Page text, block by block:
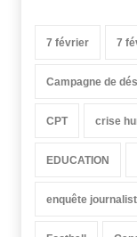
7 février 7
Campagne de
CPT crise
EDUCATION
enquête